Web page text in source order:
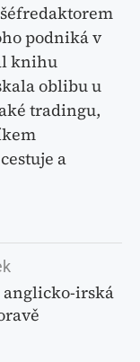
podniká v
knihu
oblibu u
tradingu,
a
anglicko-irská